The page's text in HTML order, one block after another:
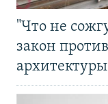
"Что не
закон
архитектуры